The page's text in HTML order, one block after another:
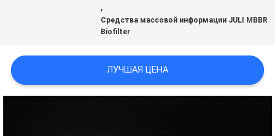
КОНФИДЕНЦИАЛЬНОСТИ
,
Средства массовой информации JULI MBBR
Biofilter
ЛУЧШАЯ ЦЕНА